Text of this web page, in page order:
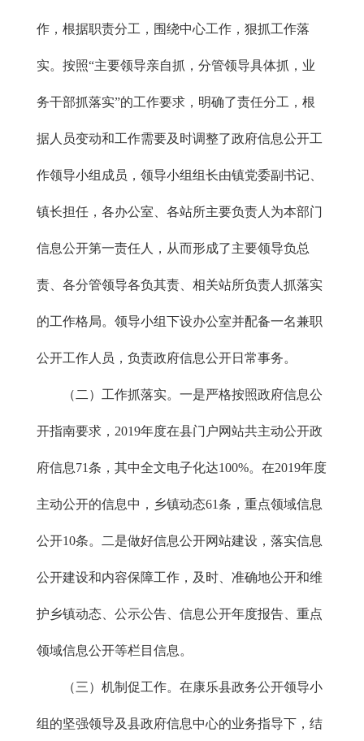
作，根据职责分工，围绕中心工作，狠抓工作落
实。按照“主要领导亲自抓，分管领导具体抓，业
务干部抓落实”的工作要求，明确了责任分工，根
据人员变动和工作需要及时调整了政府信息公开工
作领导小组成员，领导小组组长由镇党委副书记、
镇长担任，各办公室、各站所主要负责人为本部门
信息公开第一责任人，从而形成了主要领导负总
责、各分管领导各负其责、相关站所负责人抓落实
的工作格局。领导小组下设办公室并配备一名兼职
公开工作人员，负责政府信息公开日常事务。
（二）工作抓落实。一是严格按照政府信息公
开指南要求，2019年度在县门户网站共主动公开政
府信息71条，其中全文电子化达100%。在2019年度
主动公开的信息中，乡镇动态61条，重点领域信息
公开10条。二是做好信息公开网站建设，落实信息
公开建设和内容保障工作，及时、准确地公开和维
护乡镇动态、公示公告、信息公开年度报告、重点
领域信息公开等栏目信息。
（三）机制促工作。在康乐县政务公开领导小
组的坚强领导及县政府信息中心的业务指导下，结